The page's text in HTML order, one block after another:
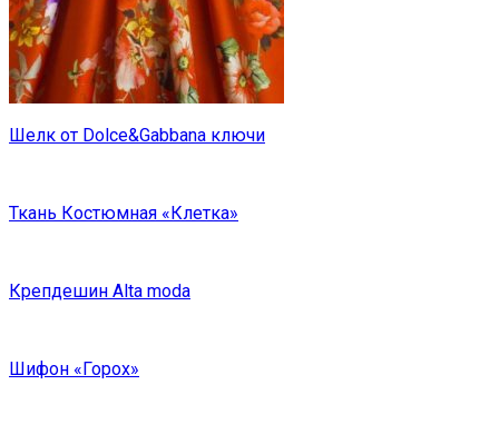
Шелк от Dolce&Gabbana ключи
Ткань Костюмная «Клетка»
Крепдешин Alta moda
Шифон «Горох»